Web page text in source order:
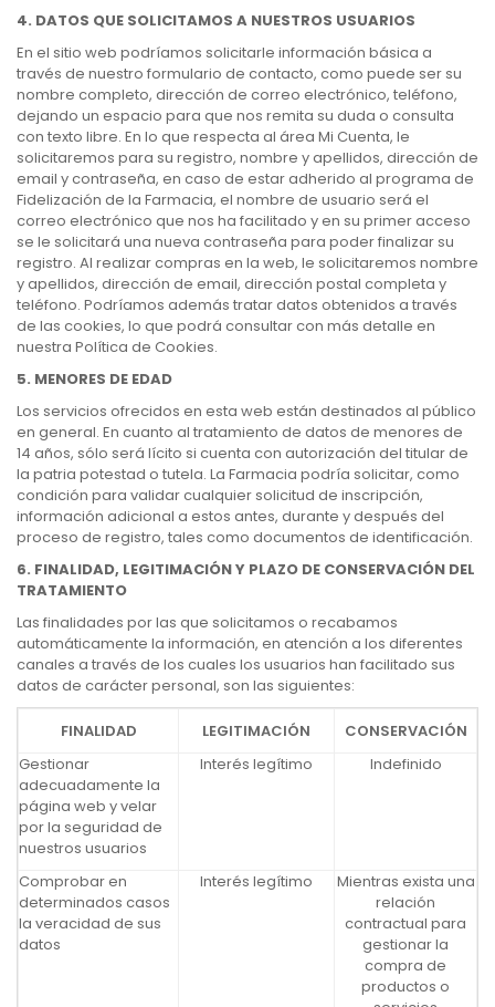
4. DATOS QUE SOLICITAMOS A NUESTROS USUARIOS
En el sitio web podríamos solicitarle información básica a
través de nuestro formulario de contacto, como puede ser su
nombre completo, dirección de correo electrónico, teléfono,
dejando un espacio para que nos remita su duda o consulta
con texto libre. En lo que respecta al área Mi Cuenta, le
solicitaremos para su registro, nombre y apellidos, dirección de
email y contraseña, en caso de estar adherido al programa de
Fidelización de la Farmacia, el nombre de usuario será el
correo electrónico que nos ha facilitado y en su primer acceso
se le solicitará una nueva contraseña para poder finalizar su
registro. Al realizar compras en la web, le solicitaremos nombre
y apellidos, dirección de email, dirección postal completa y
teléfono. Podríamos además tratar datos obtenidos a través
de las cookies, lo que podrá consultar con más detalle en
nuestra Política de Cookies.
5. MENORES DE EDAD
Los servicios ofrecidos en esta web están destinados al público
en general. En cuanto al tratamiento de datos de menores de
14 años, sólo será lícito si cuenta con autorización del titular de
la patria potestad o tutela. La Farmacia podría solicitar, como
condición para validar cualquier solicitud de inscripción,
información adicional a estos antes, durante y después del
proceso de registro, tales como documentos de identificación.
6. FINALIDAD, LEGITIMACIÓN Y PLAZO DE CONSERVACIÓN DEL
TRATAMIENTO
Las finalidades por las que solicitamos o recabamos
automáticamente la información, en atención a los diferentes
canales a través de los cuales los usuarios han facilitado sus
datos de carácter personal, son las siguientes:
FINALIDAD LEGITIMACIÓN
CONSERVACIÓN
Gestionar
adecuadamente la
página web y velar
por la seguridad de
nuestros usuarios
Interés legítimo Indefinido
Comprobar en
determinados casos
la veracidad de sus
datos
Interés legítimo
Mientras exista una
relación
contractual para
gestionar la
compra de
productos o